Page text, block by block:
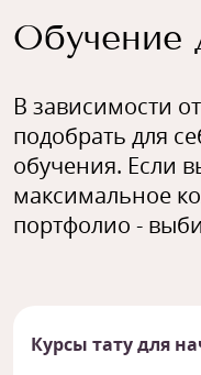
Обучение
В зависимости
подобрать для
обучения. Если
максимальное
портфолио -
Курсы тату для